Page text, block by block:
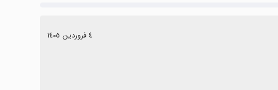
٤ فروردین ١٤٠٥